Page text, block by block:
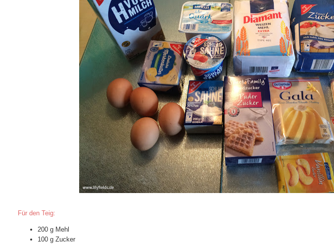
Für den Teig:
200 g Mehl
100 g Zucker